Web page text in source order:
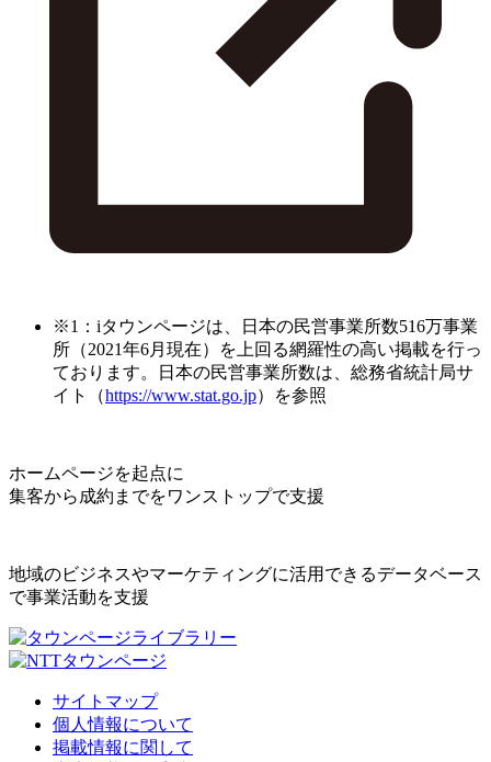
※1：iタウンページは、日本の民営事業所数516万事業
所（2021年6月現在）を上回る網羅性の高い掲載を行っ
ております。日本の民営事業所数は、総務省統計局サ
イト（https://www.stat.go.jp）を参照
ホームページを起点に
集客から成約までをワンストップで支援
地域のビジネスやマーケティングに活用できるデータベース
で事業活動を支援
サイトマップ
個人情報について
掲載情報に関して